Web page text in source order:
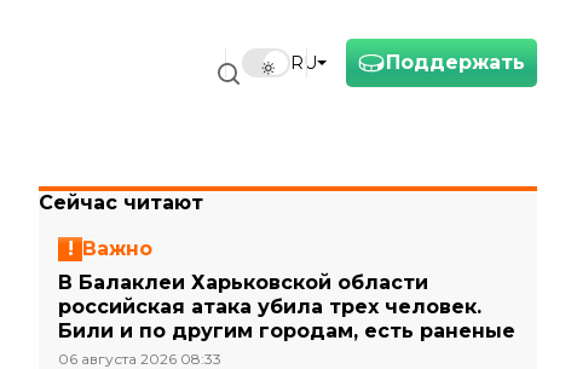
Поддержать
RU
Сейчас читают
Важно
В Балаклеи Харьковской области
российская атака убила трех человек.
Били и по другим городам, есть раненые
06 августа 2026 08:33